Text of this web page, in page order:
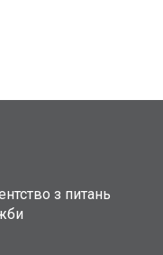
з питань